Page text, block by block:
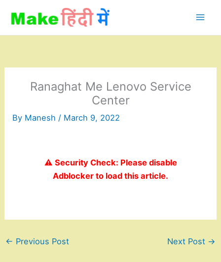
content
Ranaghat Me Lenovo Service
Center
By Manesh / March 9, 2022
⚠️ Security Check: Please disable
Adblocker to load this article.
← Previous Post Next Post →